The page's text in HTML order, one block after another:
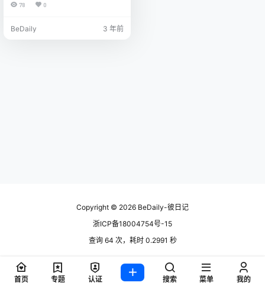
78 0
BeDaily 3 年前
Copyright © 2026 BeDaily-彼日记
浙ICP备18004754号-15
查询 64 次，耗时 0.2991 秒
首页 专题 认证 搜索 菜单 我的